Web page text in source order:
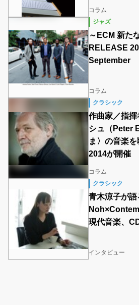
コラム
ジャズ
～ECM 新た
RELEASE
September
コラム
クラシック
作曲家／指
シュ（Peter
ま〉の音楽
2014が開催
コラム
クラシック
青木涼子が
現代音楽、
インタビュー